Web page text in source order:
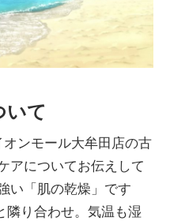
いて
ンモール大牟田店の古
アについてお伝えして
い「肌の乾燥」です
隣り合わせ。気温も湿